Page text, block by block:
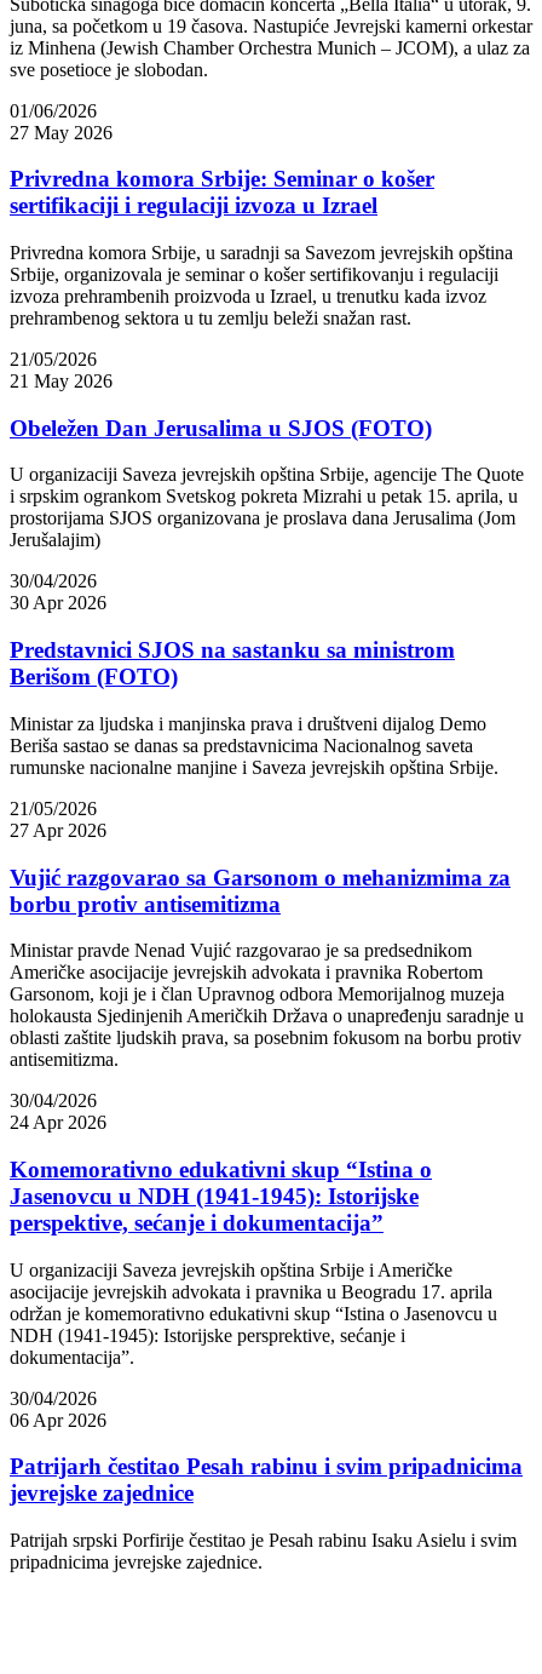
juna, sa početkom u 19 časova. Nastupiće Jevrejski kamerni orkestar
iz Minhena (Jewish Chamber Orchestra Munich – JCOM), a ulaz za
sve posetioce je slobodan.
01/06/2026
27 May 2026
Privredna komora Srbije: Seminar o košer
sertifikaciji i regulaciji izvoza u Izrael
Privredna komora Srbije, u saradnji sa Savezom jevrejskih opština
Srbije, organizovala je seminar o košer sertifikovanju i regulaciji
izvoza prehrambenih proizvoda u Izrael, u trenutku kada izvoz
prehrambenog sektora u tu zemlju beleži snažan rast.
21/05/2026
21 May 2026
Obeležen Dan Jerusalima u SJOS (FOTO)
U organizaciji Saveza jevrejskih opština Srbije, agencije The Quote
i srpskim ogrankom Svetskog pokreta Mizrahi u petak 15. aprila, u
prostorijama SJOS organizovana je proslava dana Jerusalima (Jom
Jerušalajim)
30/04/2026
30 Apr 2026
Predstavnici SJOS na sastanku sa ministrom
Berišom (FOTO)
Ministar za ljudska i manjinska prava i društveni dijalog Demo
Beriša sastao se danas sa predstavnicima Nacionalnog saveta
rumunske nacionalne manjine i Saveza jevrejskih opština Srbije.
21/05/2026
27 Apr 2026
Vujić razgovarao sa Garsonom o mehanizmima za
borbu protiv antisemitizma
Ministar pravde Nenad Vujić razgovarao je sa predsednikom
Američke asocijacije jevrejskih advokata i pravnika Robertom
Garsonom, koji je i član Upravnog odbora Memorijalnog muzeja
holokausta Sjedinjenih Američkih Država o unapređenju saradnje u
oblasti zaštite ljudskih prava, sa posebnim fokusom na borbu protiv
antisemitizma.
30/04/2026
24 Apr 2026
Komemorativno edukativni skup “Istina o
Jasenovcu u NDH (1941-1945): Istorijske
perspektive, sećanje i dokumentacija”
U organizaciji Saveza jevrejskih opština Srbije i Američke
asocijacije jevrejskih advokata i pravnika u Beogradu 17. aprila
održan je komemorativno edukativni skup “Istina o Jasenovcu u
NDH (1941-1945): Istorijske persprektive, sećanje i
dokumentacija”.
30/04/2026
06 Apr 2026
Patrijarh čestitao Pesah rabinu i svim pripadnicima
jevrejske zajednice
Patrijah srpski Porfirije čestitao je Pesah rabinu Isaku Asielu i svim
pripadnicima jevrejske zajednice.